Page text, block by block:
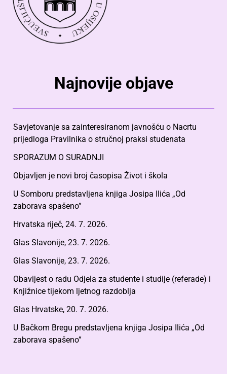
Najnovije objave
Savjetovanje sa zainteresiranom javnošću o Nacrtu
prijedloga Pravilnika o stručnoj praksi studenata
SPORAZUM O SURADNJI
Objavljen je novi broj časopisa Život i škola
U Somboru predstavljena knjiga Josipa Ilića „Od
zaborava spašeno”
Hrvatska riječ, 24. 7. 2026.
Glas Slavonije, 23. 7. 2026.
Glas Slavonije, 23. 7. 2026.
Obavijest o radu Odjela za studente i studije (referade) i
Knjižnice tijekom ljetnog razdoblja
Glas Hrvatske, 20. 7. 2026.
U Bačkom Bregu predstavljena knjiga Josipa Ilića „Od
zaborava spašeno”